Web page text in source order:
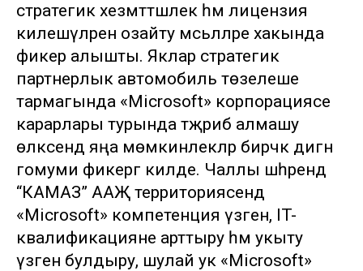
стратегик хезмәттәшлек һәм лицензия
килешүләрен озайту мәсьәләләре хакында
фикер алышты. Яклар стратегик
партнерлык автомобиль төзелеше
тармагында «Microsoft» корпорациясе
карарлары турында тәҗрибә алмашу
өлкәсендә яңа мөмкинлекләр бирәчәк дигән
гомуми фикергә килде. Чаллы шәһәрендә
“КАМАЗ” ААҖ территориясендә
«Microsoft» компетенция үзәген, IT-
квалификацияне арттыру һәм укыту
үзәген булдыру, шулай ук «Microsoft»